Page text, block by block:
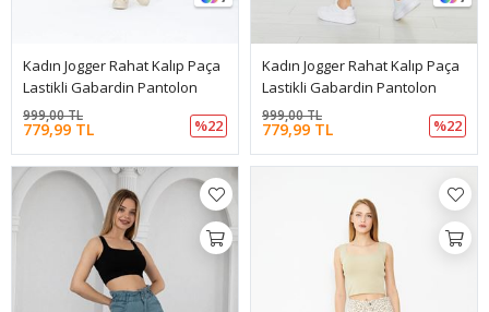
Kadın Jogger Rahat Kalıp Paça
Lastikli Gabardin Pantolon
779,99 TL
999,00 TL
%22
Kadın Jogger Rahat Kalıp Paça
Lastikli Gabardin Pantolon
779,99 TL
999,00 TL
%22